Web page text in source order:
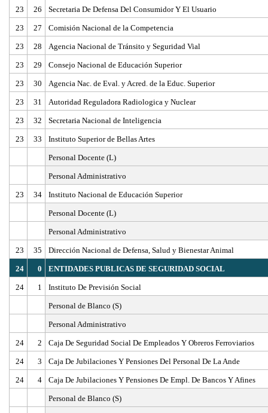
23 26 Secretaria De Defensa Del Consumidor Y El Usuario
23 27 Comisión Nacional de la Competencia
23 28 Agencia Nacional de Tránsito y Seguridad Vial
23 29 Consejo Nacional de Educación Superior
23 30 Agencia Nac. de Eval. y Acred. de la Educ. Superior
23 31 Autoridad Reguladora Radiologica y Nuclear
23 32 Secretaria Nacional de Inteligencia
23 33 Instituto Superior de Bellas Artes
Personal Docente (L)
Personal Administrativo
23 34 Instituto Nacional de Educación Superior
Personal Docente (L)
Personal Administrativo
23 35 Dirección Nacional de Defensa, Salud y Bienestar Animal
24 0 ENTIDADES PUBLICAS DE SEGURIDAD SOCIAL
24 1 Instituto De Previsión Social
Personal de Blanco (S)
Personal Administrativo
24 2 Caja De Seguridad Social De Empleados Y Obreros Ferroviarios
24 3 Caja De Jubilaciones Y Pensiones Del Personal De La Ande
24 4 Caja De Jubilaciones Y Pensiones De Empl. De Bancos Y Afines
Personal de Blanco (S)